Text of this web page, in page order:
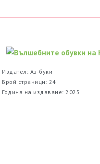
Издател: Аз-буки
Брой страници: 24
Година на издаване: 2025